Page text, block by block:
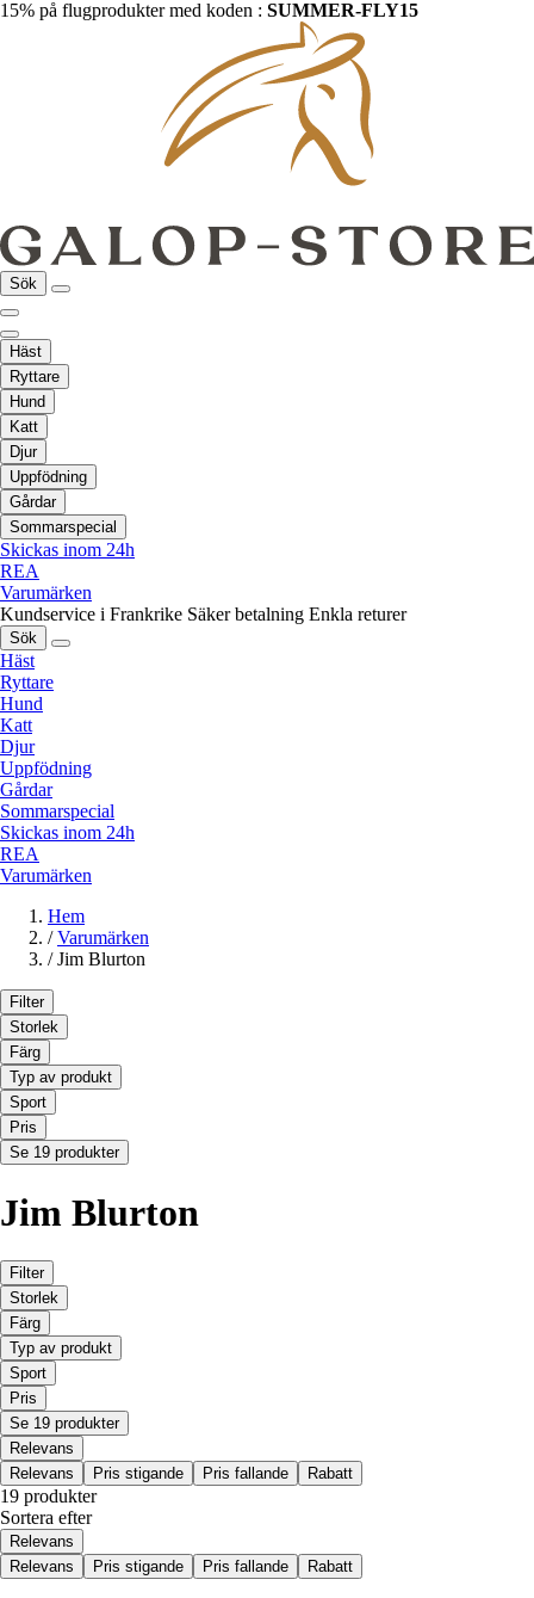
15% på flugprodukter med koden : SUMMER-FLY15
Sök
Häst
Ryttare
Hund
Katt
Djur
Uppfödning
Gårdar
Sommarspecial
Skickas inom 24h
REA
Varumärken
Kundservice i Frankrike Säker betalning Enkla returer
Sök
Häst
Ryttare
Hund
Katt
Djur
Uppfödning
Gårdar
Sommarspecial
Skickas inom 24h
REA
Varumärken
Hem
/ Varumärken
/ Jim Blurton
Filter
Storlek
Färg
Typ av produkt
Sport
Pris
Se 19 produkter
Jim Blurton
Filter
Storlek
Färg
Typ av produkt
Sport
Pris
Se 19 produkter
Relevans
Relevans
Pris stigande Pris fallande Rabatt
19 produkter
Sortera efter
Relevans
Relevans
Pris stigande Pris fallande Rabatt